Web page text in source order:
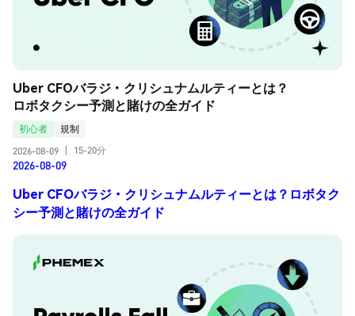
Uber CFOバラジ・クリシュナムルティーとは？
ロボタクシー予測と賭けの全ガイド
初心者
規制
2026-08-09
15-20分
2026-08-09
Uber CFOバラジ・クリシュナムルティーとは？ロボタク
シー予測と賭けの全ガイド